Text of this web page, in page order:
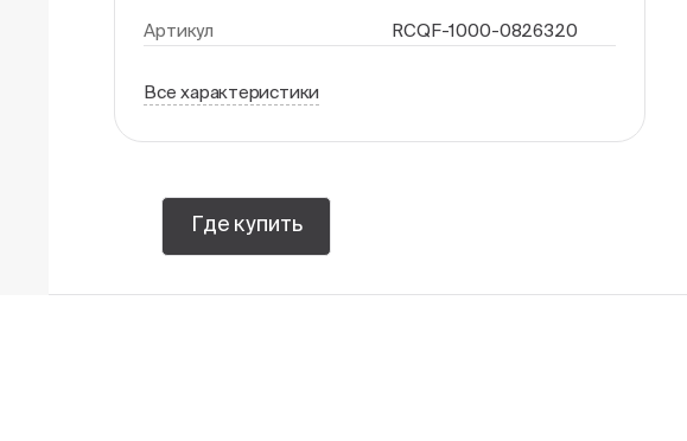
Артикул RCQF-1000-0826320
Все характеристики
Где купить